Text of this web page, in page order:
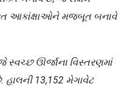
આકાંક્ષાઓને મજબૂત બનાવે
સ્વચ્છ ઊર્જાના વિસ્તરણમાં
13,152 મેગાવેટ